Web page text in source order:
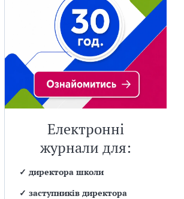
Електронні
журнали для:
✓ директора школи
✓ заступників директора